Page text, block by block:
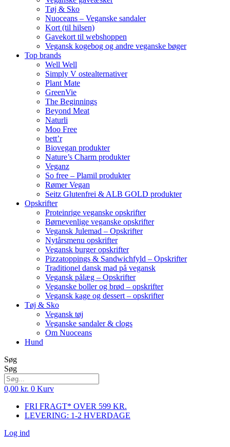
Tøj & Sko
Nuoceans – Veganske sandaler
Kort (til hilsen)
Gavekort til webshoppen
Vegansk kogebog og andre veganske bøger
Top brands
Well Well
Simply V ostealternativer
Plant Mate
GreenVie
The Beginnings
Beyond Meat
Naturli
Moo Free
bett’r
Biovegan produkter
Nature’s Charm produkter
Veganz
So free – Plamil produkter
Rømer Vegan
Seitz Glutenfrei & ALB GOLD produkter
Opskrifter
Proteinrige veganske opskrifter
Børnevenlige veganske opskrifter
Vegansk Julemad – Opskrifter
Nytårsmenu opskrifter
Vegansk burger opskrifter
Pizzatoppings & Sandwichfyld – Opskrifter
Traditionel dansk mad på vegansk
Vegansk pålæg – Opskrifter
Veganske boller og brød – opskrifter
Vegansk kage og dessert – opskrifter
Tøj & Sko
Vegansk tøj
Veganske sandaler & clogs
Om Nuoceans
Hund
Søg
Søg
0,00 kr. 0 Kurv
FRI FRAGT* OVER 599 KR.
LEVERING: 1-2 HVERDAGE
Log ind